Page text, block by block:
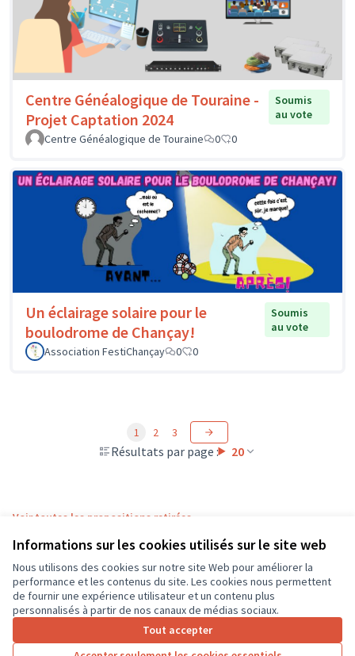
Informations sur les cookies utilisés sur le site web
Nous utilisons des cookies sur notre site Web pour améliorer la
performance et les contenus du site. Les cookies nous permettent
de fournir une expérience utilisateur et un contenu plus
personnalisés à partir de nos canaux de médias sociaux.
Tout accepter
Centre Généalogique de Touraine -
Projet Captation 2024
Soumis
au vote
Centre Généalogique de Touraine
0 0
Un éclairage solaire pour le
boulodrome de Chançay!
Soumis
au vote
Association FestiChançay
0 0
Résultats par page : 20
1 2 3
Voir toutes les propositions retirées
Conditions d'utilisation
Paramètres des cookies
CD37 sur X
(Lien externe)
CD37 sur Facebook
CD37 sur Instagram
CD37 sur YouTube
(Lien externe)